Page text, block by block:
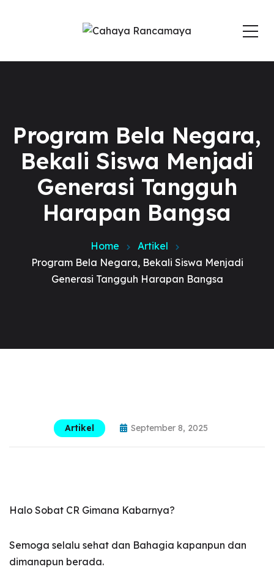
Program Bela Negara,
Bekali Siswa Menjadi
Generasi Tangguh
Harapan Bangsa
Home
Artikel
Program Bela Negara, Bekali Siswa Menjadi
Generasi Tangguh Harapan Bangsa
Artikel September 8, 2025
Halo Sobat CR Gimana Kabarnya?
Semoga selalu sehat dan Bahagia kapanpun dan
dimanapun berada.